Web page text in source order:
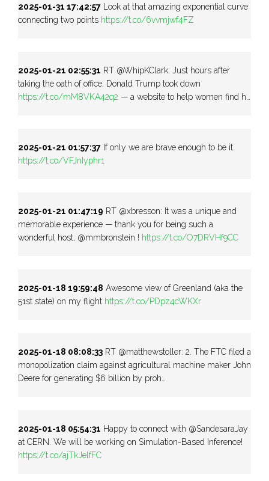
2025-01-31 17:42:57 Look at that amazing exponential curve
connecting two points https://t.co/6vvmjwf4FZ
2025-01-21 02:55:31 RT @WhipKClark: Just hours after
taking the oath of office, Donald Trump took down
https://t.co/mM8VKA42q2 — a website to help women find h…
2025-01-21 01:57:37 If only we are brave enough to be it.
https://t.co/VFJnIyphr1
2025-01-21 01:47:19 RT @xbresson: It was a unique and
memorable experience — thank you for being such a
wonderful host, @mmbronstein ! https://t.co/O7DRVHf9CC
2025-01-18 19:59:48 Awesome view of Greenland (aka the
51st state) on my flight https://t.co/PDpz4cWKXr
2025-01-18 08:08:33 RT @matthewstoller: 2. The FTC filed a
monopolization claim against agricultural machine maker John
Deere for generating $6 billion by proh…
2025-01-18 05:54:31 Happy to connect with @SandesaraJay
at CERN. We will be working on Simulation-Based Inference!
https://t.co/ajTkJelfFC